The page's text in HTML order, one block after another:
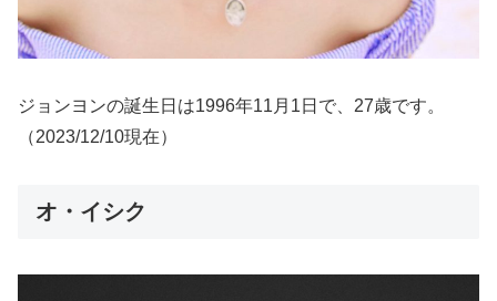
ジョンヨンの誕生日は1996年11月1日で、27歳です。
（2023/12/10現在）
オ・イシク